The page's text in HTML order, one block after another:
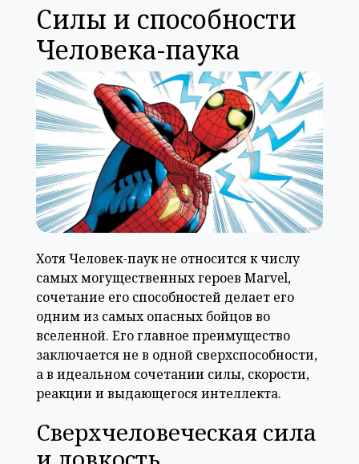
Силы и способности
Человека-паука
Хотя Человек-паук не относится к числу
самых могущественных героев Marvel,
сочетание его способностей делает его
одним из самых опасных бойцов во
вселенной. Его главное преимущество
заключается не в одной сверхспособности,
а в идеальном сочетании силы, скорости,
реакции и выдающегося интеллекта.
Сверхчеловеческая сила